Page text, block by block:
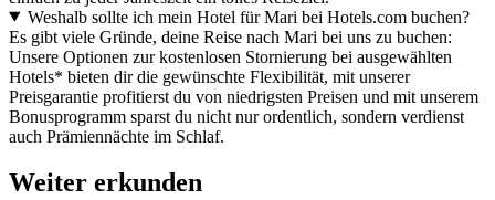
Weshalb sollte ich mein Hotel für Mari bei Hotels.com buchen?
Es gibt viele Gründe, deine Reise nach Mari bei uns zu buchen:
Unsere Optionen zur kostenlosen Stornierung bei ausgewählten
Hotels* bieten dir die gewünschte Flexibilität, mit unserer
Preisgarantie profitierst du von niedrigsten Preisen und mit unserem
Bonusprogramm sparst du nicht nur ordentlich, sondern verdienst
auch Prämiennächte im Schlaf.
Weiter erkunden